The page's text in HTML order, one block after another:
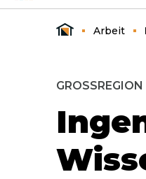
Arbeit
GROSSREGION